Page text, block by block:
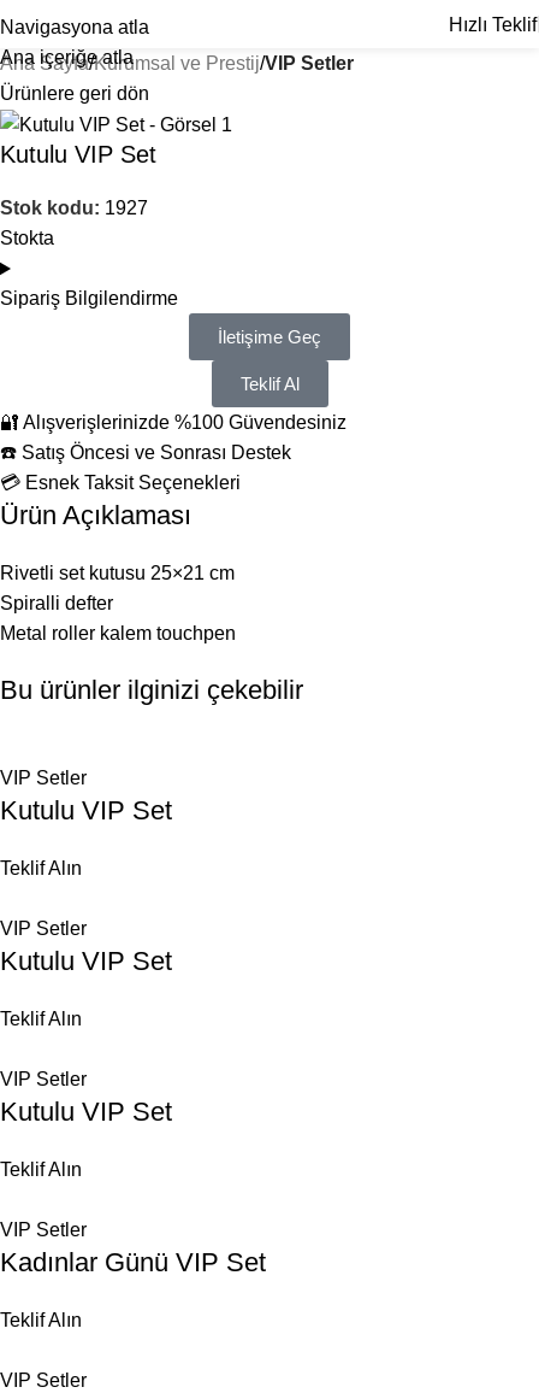
Navigasyona atla
Ana içeriğe atla
Hızlı Teklif
Ana Sayfa Kurumsal ve Prestij VIP Setler
Ürünlere geri dön
Kutulu VIP Set
Stok kodu: 1927
Stokta
Sipariş Bilgilendirme
İletişime Geç
Teklif Al
🔐 Alışverişlerinizde %100 Güvendesiniz
☎️ Satış Öncesi ve Sonrası Destek
💳 Esnek Taksit Seçenekleri
Ürün Açıklaması
Rivetli set kutusu 25×21 cm
Spiralli defter
Metal roller kalem touchpen
Bu ürünler ilginizi çekebilir
VIP Setler
Kutulu VIP Set
Teklif Alın
VIP Setler
Kutulu VIP Set
Teklif Alın
VIP Setler
Kutulu VIP Set
Teklif Alın
VIP Setler
Kadınlar Günü VIP Set
Teklif Alın
VIP Setler